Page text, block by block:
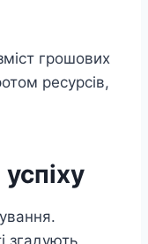
грошових
ресурсів,